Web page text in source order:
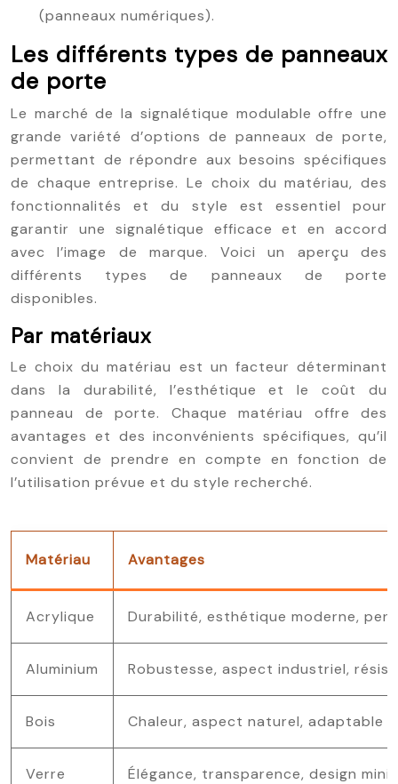
(panneaux numériques).
Les différents types de panneaux
de porte
Le marché de la signalétique modulable offre une
grande variété d’options de panneaux de porte,
permettant de répondre aux besoins spécifiques
de chaque entreprise. Le choix du matériau, des
fonctionnalités et du style est essentiel pour
garantir une signalétique efficace et en accord
avec l’image de marque. Voici un aperçu des
différents types de panneaux de porte
disponibles.
Par matériaux
Le choix du matériau est un facteur déterminant
dans la durabilité, l’esthétique et le coût du
panneau de porte. Chaque matériau offre des
avantages et des inconvénients spécifiques, qu’il
convient de prendre en compte en fonction de
l’utilisation prévue et du style recherché.
Matériau Avantages
Acrylique Durabilité, esthétique moderne,
Aluminium Robustesse, aspect industriel,
Bois Chaleur, aspect naturel, adaptable
Verre Élégance, transparence, design